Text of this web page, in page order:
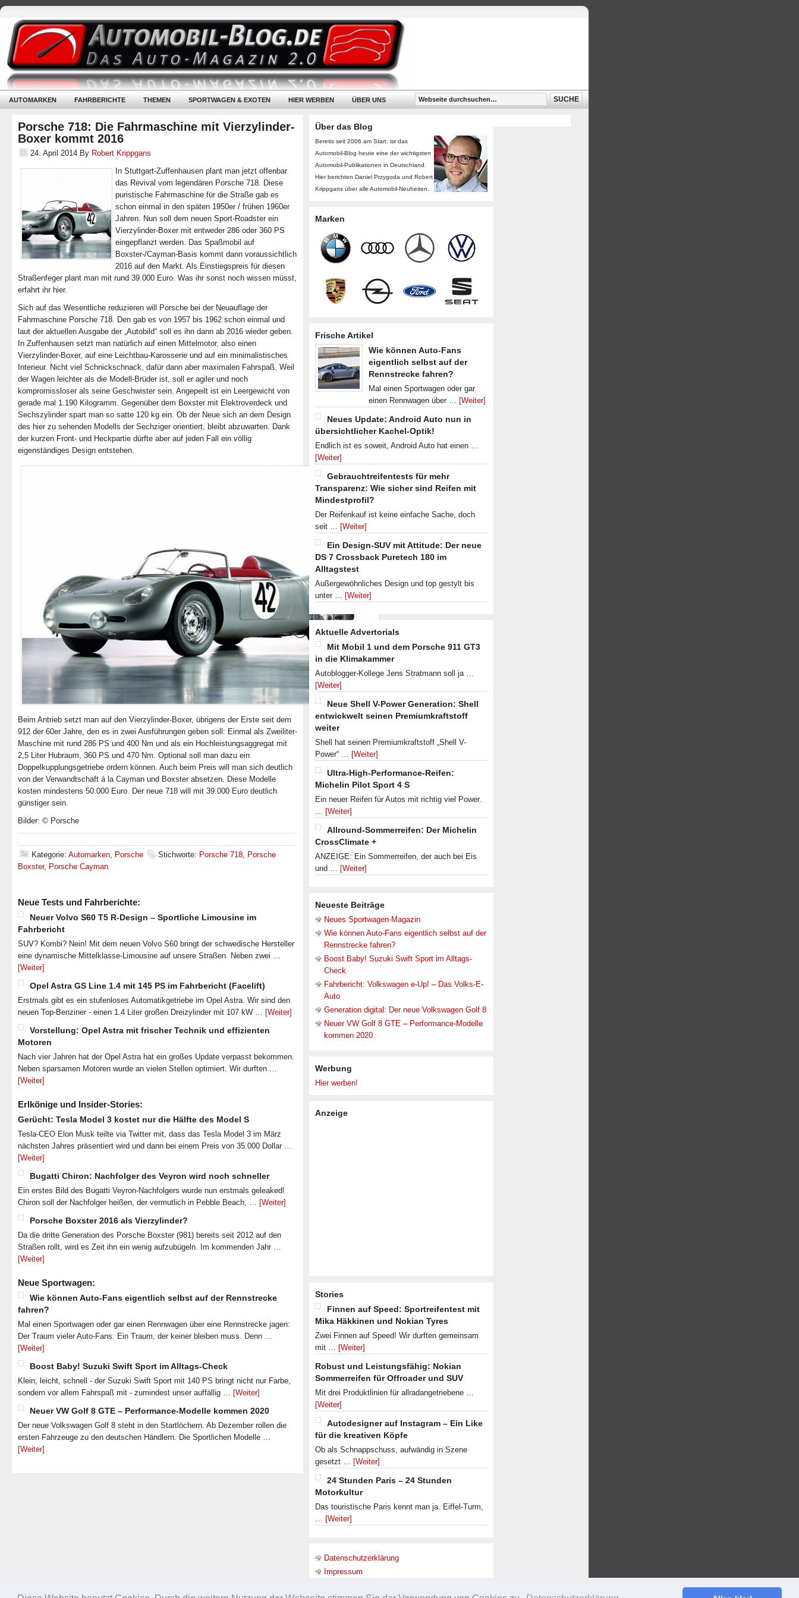
AUTOMARKEN FAHRBERICHTE THEMEN SPORTWAGEN & EXOTEN HIER WERBEN ÜBER UNS
Porsche 718: Die Fahrmaschine mit Vierzylinder-
Boxer kommt 2016
24. April 2014 By Robert Krippgans
In Stuttgart-Zuffenhausen plant man jetzt offenbar
das Revival vom legendären Porsche 718. Diese
puristische Fahrmaschine für die Straße gab es
schon einmal in den späten 1950er / frühen 1960er
Jahren. Nun soll dem neuen Sport-Roadster ein
Vierzylinder-Boxer mit entweder 286 oder 360 PS
eingepflanzt werden. Das Spaßmobil auf
Boxster-/Cayman-Basis kommt dann voraussichtlich
2016 auf den Markt. Als Einstiegspreis für diesen
Straßenfeger plant man mit rund 39.000 Euro. Was ihr sonst noch wissen müsst,
erfahrt ihr hier.
Sich auf das Wesentliche reduzieren will Porsche bei der Neuauflage der
Fahrmaschine Porsche 718. Den gab es von 1957 bis 1962 schon einmal und
laut der aktuellen Ausgabe der „Autobild“ soll es ihn dann ab 2016 wieder geben.
In Zuffenhausen setzt man natürlich auf einen Mittelmotor, also einen
Vierzylinder-Boxer, auf eine Leichtbau-Karosserie und auf ein minimalistisches
Interieur. Nicht viel Schnickschnack, dafür dann aber maximalen Fahrspaß. Weil
der Wagen leichter als die Modell-Brüder ist, soll er agiler und noch
kompromissloser als seine Geschwister sein. Angepeilt ist ein Leergewicht von
gerade mal 1.190 Kilogramm. Gegenüber dem Boxster mit Elektroverdeck und
Sechszylinder spart man so satte 120 kg ein. Ob der Neue sich an dem Design
des hier zu sehenden Modells der Sechziger orientiert, bleibt abzuwarten. Dank
der kurzen Front- und Heckpartie dürfte aber auf jeden Fall ein völlig
eigenständiges Design entstehen.
Beim Antrieb setzt man auf den Vierzylinder-Boxer, übrigens der Erste seit dem
912 der 60er Jahre, den es in zwei Ausführungen geben soll: Einmal als Zweiliter-
Maschine mit rund 286 PS und 400 Nm und als ein Hochleistungsaggregat mit
2,5 Liter Hubraum, 360 PS und 470 Nm. Optional soll man dazu ein
Doppelkupplungsgetriebe ordern können. Auch beim Preis will man sich deutlich
von der Verwandtschaft á la Cayman und Boxster absetzen. Diese Modelle
kosten mindestens 50.000 Euro. Der neue 718 will mit 39.000 Euro deutlich
günstiger sein.
Bilder: © Porsche
Kategorie: Automarken, Porsche Stichworte: Porsche 718, Porsche
Boxster, Porsche Cayman
Neue Tests und Fahrberichte:
Neuer Volvo S60 T5 R-Design – Sportliche Limousine im
Fahrbericht
SUV? Kombi? Nein! Mit dem neuen Volvo S60 bringt der schwedische Hersteller
eine dynamische Mittelklasse-Limousine auf unsere Straßen. Neben zwei …
[Weiter]
Opel Astra GS Line 1.4 mit 145 PS im Fahrbericht (Facelift)
Erstmals gibt es ein stufenloses Automatikgetriebe im Opel Astra. Wir sind den
neuen Top-Benziner - einen 1.4 Liter großen Dreizylinder mit 107 kW … [Weiter]
Vorstellung: Opel Astra mit frischer Technik und effizienten
Motoren
Nach vier Jahren hat der Opel Astra hat ein großes Update verpasst bekommen.
Neben sparsamen Motoren wurde an vielen Stellen optimiert. Wir durften …
[Weiter]
Erlkönige und Insider-Stories:
Gerücht: Tesla Model 3 kostet nur die Hälfte des Model S
Tesla-CEO Elon Musk teilte via Twitter mit, dass das Tesla Model 3 im März
nächsten Jahres präsentiert wird und dann bei einem Preis von 35.000 Dollar …
[Weiter]
Bugatti Chiron: Nachfolger des Veyron wird noch schneller
Ein erstes Bild des Bugatti Veyron-Nachfolgers wurde nun erstmals geleaked!
Chiron soll der Nachfolger heißen, der vermutlich in Pebble Beach, … [Weiter]
Porsche Boxster 2016 als Vierzylinder?
Da die dritte Generation des Porsche Boxster (981) bereits seit 2012 auf den
Straßen rollt, wird es Zeit ihn ein wenig aufzubügeln. Im kommenden Jahr …
[Weiter]
Neue Sportwagen:
Wie können Auto-Fans eigentlich selbst auf der Rennstrecke
fahren?
Mal einen Sportwagen oder gar einen Rennwagen über eine Rennstrecke jagen:
Der Traum vieler Auto-Fans. Ein Traum, der keiner bleiben muss. Denn …
[Weiter]
Boost Baby! Suzuki Swift Sport im Alltags-Check
Klein, leicht, schnell - der Suzuki Swift Sport mit 140 PS bringt nicht nur Farbe,
sondern vor allem Fahrspaß mit - zumindest unser auffällig … [Weiter]
Neuer VW Golf 8 GTE – Performance-Modelle kommen 2020
Der neue Volkswagen Golf 8 steht in den Startlöchern. Ab Dezember rollen die
ersten Fahrzeuge zu den deutschen Händlern. Die Sportlichen Modelle …
[Weiter]
Über das Blog
Bereits seit 2006 am Start, ist das
Automobil-Blog heute eine der wichtigsten
Automobil-Publikationen in Deutschland.
Hier berichten Daniel Przygoda und Robert
Krippgans über alle Automobil-Neuheiten.
Marken
Frische Artikel
Wie können Auto-Fans
eigentlich selbst auf der
Rennstrecke fahren?
Mal einen Sportwagen oder gar
einen Rennwagen über … [Weiter]
Neues Update: Android Auto nun in
übersichtlicher Kachel-Optik!
Endlich ist es soweit, Android Auto hat einen …
[Weiter]
Gebrauchtreifentests für mehr
Transparenz: Wie sicher sind Reifen mit
Mindestprofil?
Der Reifenkauf ist keine einfache Sache, doch
seit … [Weiter]
Ein Design-SUV mit Attitude: Der neue
DS 7 Crossback Puretech 180 im
Alltagstest
Außergewöhnliches Design und top gestylt bis
unter … [Weiter]
Aktuelle Advertorials
Mit Mobil 1 und dem Porsche 911 GT3
in die Klimakammer
Autoblogger-Kollege Jens Stratmann soll ja …
[Weiter]
Neue Shell V-Power Generation: Shell
entwickwelt seinen Premiumkraftstoff
weiter
Shell hat seinen Premiumkraftstoff „Shell V-
Power“ … [Weiter]
Ultra-High-Performance-Reifen:
Michelin Pilot Sport 4 S
Ein neuer Reifen für Autos mit richtig viel Power.
… [Weiter]
Allround-Sommerreifen: Der Michelin
CrossClimate +
ANZEIGE: Ein Sommerreifen, der auch bei Eis
und … [Weiter]
Neueste Beiträge
Neues Sportwagen-Magazin
Wie können Auto-Fans eigentlich selbst auf der
Rennstrecke fahren?
Boost Baby! Suzuki Swift Sport im Alltags-
Check
Fahrbericht: Volkswagen e-Up! – Das Volks-E-
Auto
Generation digital: Der neue Volkswagen Golf 8
Neuer VW Golf 8 GTE – Performance-Modelle
kommen 2020
Werbung
Hier werben!
Anzeige
Stories
Finnen auf Speed: Sportreifentest mit
Mika Häkkinen und Nokian Tyres
Zwei Finnen auf Speed! Wir durften gemeinsam
mit … [Weiter]
Robust und Leistungsfähig: Nokian
Sommerreifen für Offroader und SUV
Mit drei Produktlinien für allradangetriebene …
[Weiter]
Autodesigner auf Instagram – Ein Like
für die kreativen Köpfe
Ob als Schnappschuss, aufwändig in Szene
gesetzt … [Weiter]
24 Stunden Paris – 24 Stunden
Motorkultur
Das touristische Paris kennt man ja. Eiffel-Turm,
… [Weiter]
Datenschutzerklärung
Impressum